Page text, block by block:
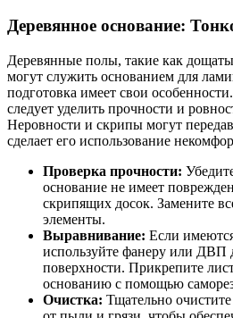
Деревянное основание:
Деревянные полы, такие как
могут служить основанием для
подготовка имеет свои
следует уделить прочности и
Неровности и скрипы могут
сделает его использование
Проверка прочности:
основание не имеет
скрипящих досок. Замените
элементы.
Выравнивание: Если
используйте фанеру или ДВП
поверхности. Прикрепите
основанию с помощью
Очистка: Тщательно